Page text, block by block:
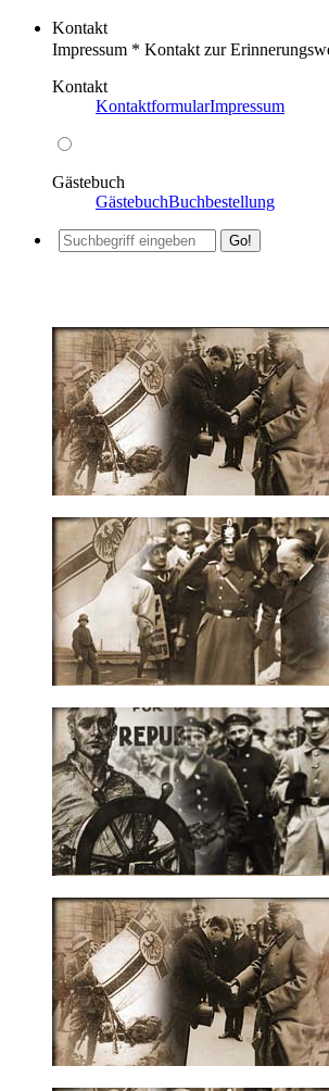
Kontakt
Impressum * Kontakt zur
Kontakt
KontaktformularImpressum
Gästebuch
GästebuchBuchbestellung